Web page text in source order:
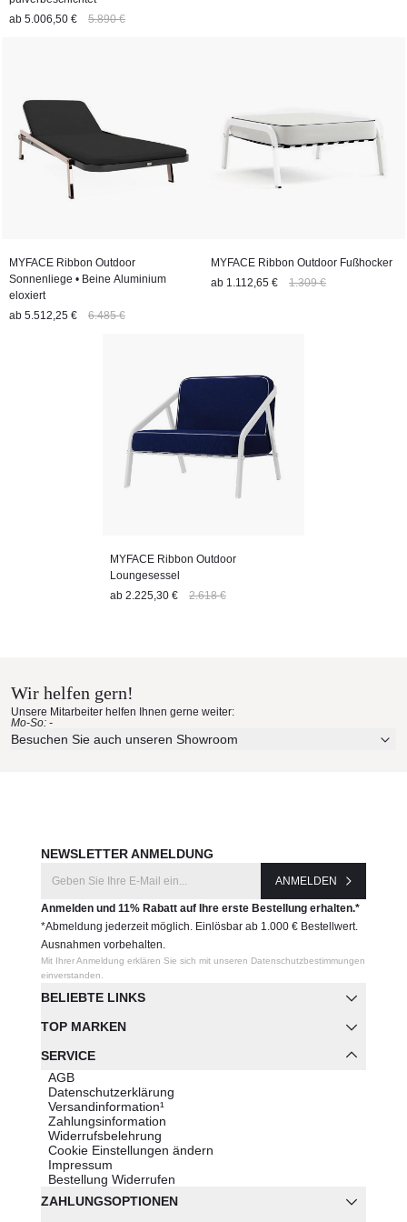
ab 5.006,50 € 5.890 €
MYFACE Ribbon Outdoor
Sonnenliege • Beine Aluminium
eloxiert
ab 5.512,25 € 6.485 €
MYFACE Ribbon Outdoor Fußhocker
ab 1.112,65 € 1.309 €
MYFACE Ribbon Outdoor
Loungesessel
ab 2.225,30 € 2.618 €
Wir helfen gern!
Unsere Mitarbeiter helfen Ihnen gerne weiter:
Mo-So: -
Besuchen Sie auch unseren Showroom
BELIEBTE LINKS
TOP MARKEN
SERVICE
AGB
Datenschutzerklärung
Versandinformation¹
Zahlungsinformation
Widerrufsbelehrung
Cookie Einstellungen ändern
Impressum
Bestellung Widerrufen
NEWSLETTER ANMELDUNG
ANMELDEN
Anmelden und 11% Rabatt auf Ihre erste Bestellung erhalten.*
*Abmeldung jederzeit möglich. Einlösbar ab 1.000 € Bestellwert.
Ausnahmen vorbehalten.
Mit Ihrer Anmeldung erklären Sie sich mit unseren Datenschutzbestimmungen
einverstanden.
ZAHLUNGSOPTIONEN